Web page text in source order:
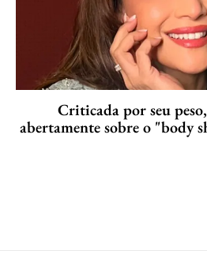
Criticada por seu
abertamente sobre o "body